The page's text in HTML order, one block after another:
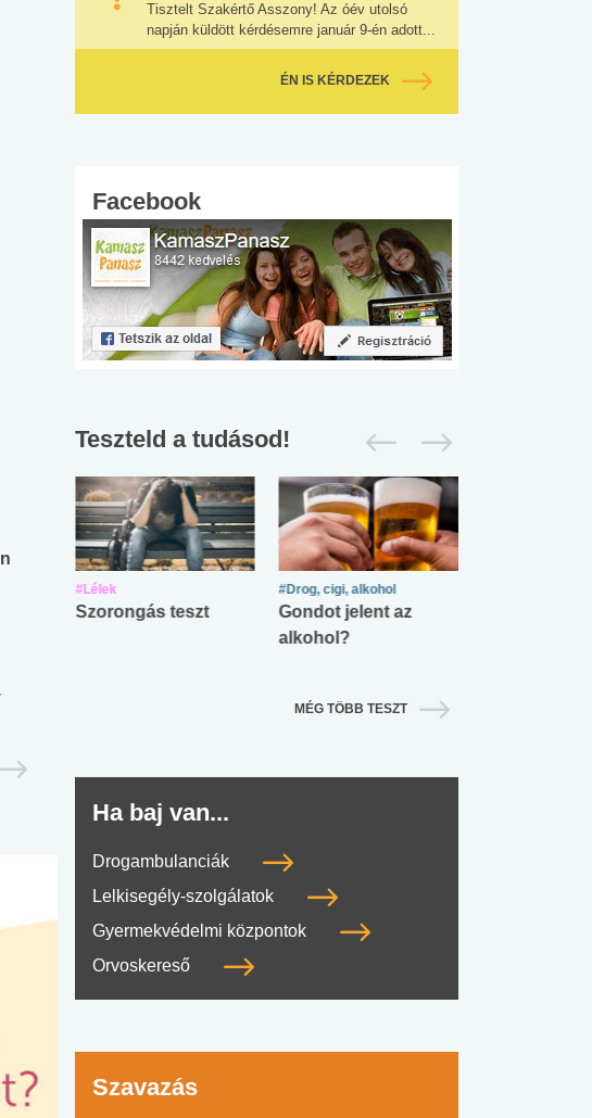
Tisztelt Szakértő Asszony! Az óév utolsó
napján küldött kérdésemre január 9-én adott...
ÉN IS KÉRDEZEK
Facebook
Teszteld a tudásod!
#Lélek
Szorongás teszt
#Drog, cigi, alkohol
Gondot jelent az
alkohol?
MÉG TÖBB TESZT
Ha baj van...
Drogambulanciák
Lelkisegély-szolgálatok
Gyermekvédelmi központok
Orvoskereső
Szavazás